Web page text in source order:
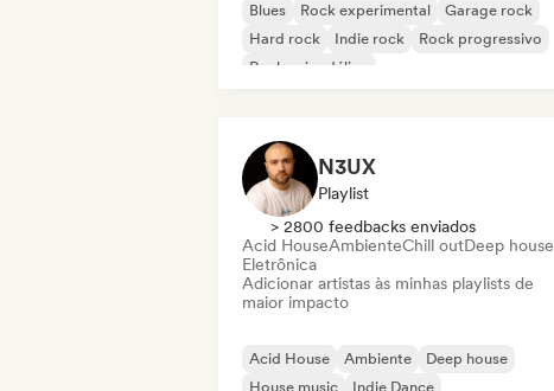
Blues Rock experimental
Garage rock
Hard rock
Indie rock
Rock progressivo
Rock psicodélico
N3UX
Playlist
> 2800 feedbacks enviados
Acid HouseAmbienteChill outDeep house
Eletrônica
Adicionar artistas às minhas playlists de
maior impacto
Acid House Ambiente
Deep house
House music
Indie Dance